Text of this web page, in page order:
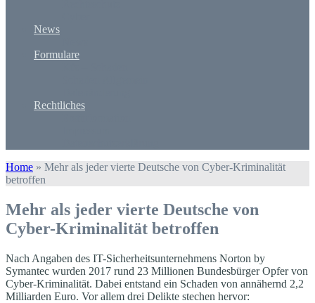
News
Formulare
Rechtliches
Home » Mehr als jeder vierte Deutsche von Cyber-Kriminalität
betroffen
Mehr als jeder vierte Deutsche von
Cyber-Kriminalität betroffen
Nach Angaben des IT-Sicherheitsunternehmens Norton by
Symantec wurden 2017 rund 23 Millionen Bundesbürger Opfer von
Cyber-Kriminalität. Dabei entstand ein Schaden von annähernd 2,2
Milliarden Euro. Vor allem drei Delikte stechen hervor: